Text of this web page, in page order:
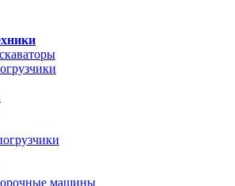
машины